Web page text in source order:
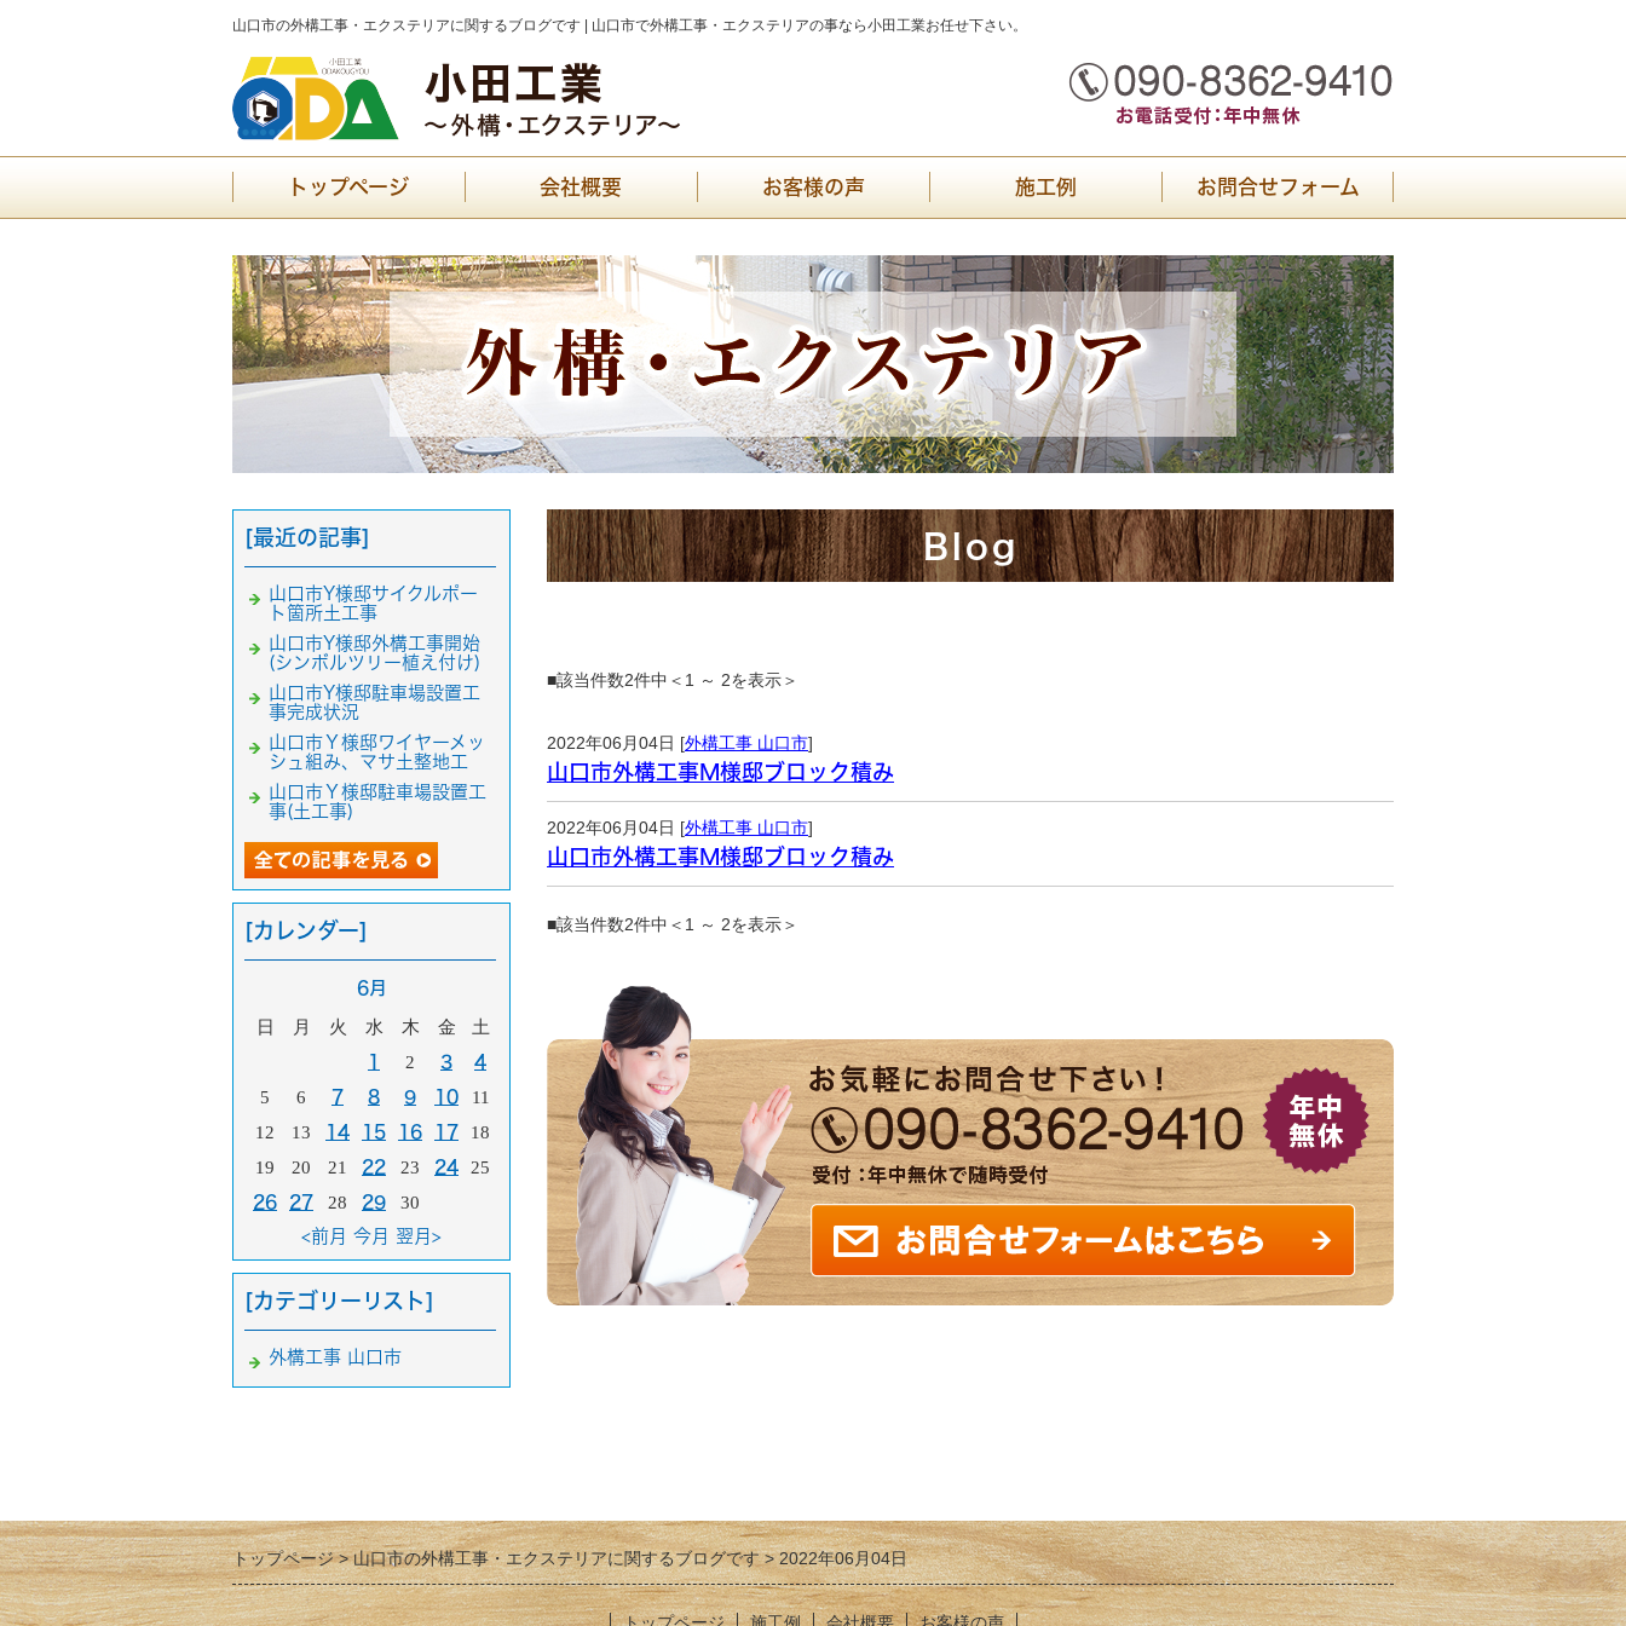
山口市の外構工事・エクステリアに関するブログです | 山口市で外構工事・エクステリアの事なら小田工業お任せ下さい。
トップページ 会社概要 お客様の声 施工例 お問合せフォーム
Blog
■該当件数2件中＜1 ～ 2を表示＞
2022年06月04日 [外構工事 山口市]
山口市外構工事M様邸ブロック積み
2022年06月04日 [外構工事 山口市]
山口市外構工事M様邸ブロック積み
■該当件数2件中＜1 ～ 2を表示＞
[最近の記事]
山口市Y様邸サイクルポー
ト箇所土工事
山口市Y様邸外構工事開始
(シンボルツリー植え付け)
山口市Y様邸駐車場設置工
事完成状況
山口市Ｙ様邸ワイヤーメッ
シュ組み、マサ土整地工
山口市Ｙ様邸駐車場設置工
事(土工事)
[カレンダー]
6月
日 月 火 水 木 金 土
1 2 3 4
5 6 7 8 9 10
11
12
13 14 15 16 17
18
19
20 21 22 23 24 25
26 27 28 29 30
<前月 今月 翌月>
[カテゴリーリスト]
外構工事 山口市
トップページ 山口市の外構工事・エクステリアに関するブログです 2022年06月04日